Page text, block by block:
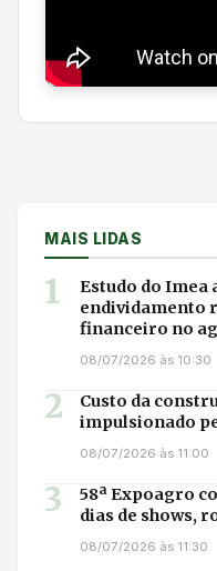
MAIS LIDAS
1
Estudo do Imea
endividamento
financeiro no
08/07/2026 às 10:30
2
Custo da
impulsionado
08/07/2026 às 11:00
3
58ª Expoagro
dias de shows,
08/07/2026 às 11:30